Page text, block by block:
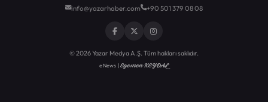
info@yazarhaber.com +90 501 379 08 08
© 2026 Yazar Medya A.Ş. Tüm hakları saklıdır.
eNews |Egemen KEYDAL